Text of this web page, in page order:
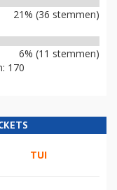
21% (36 stemmen)
6% (11 stemmen)
170
TUI